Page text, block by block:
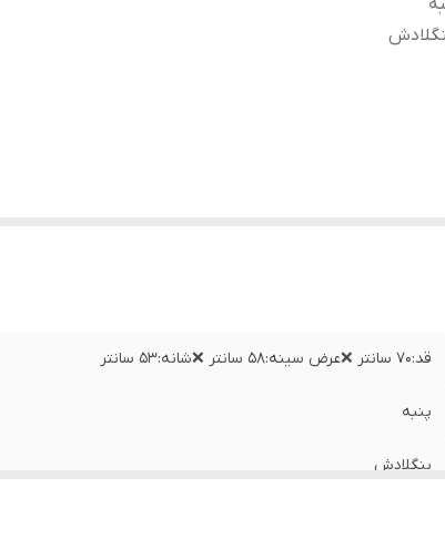
قد:۷۰ سانتر ❌عرض سینه:۵۸ سانتر ❌شانه:۵۳ سانتر
پنبه
بنگلادش